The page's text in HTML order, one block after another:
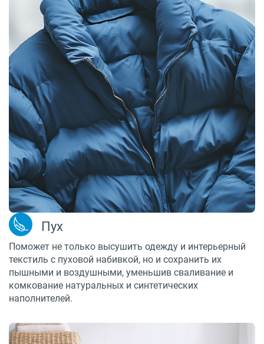
Пух
Поможет не только высушить одежду и интерьерный
текстиль с пуховой набивкой, но и сохранить их
пышными и воздушными, уменьшив сваливание и
комкование натуральных и синтетических
наполнителей.